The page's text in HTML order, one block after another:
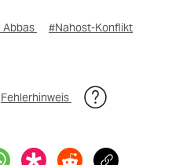
Abbas
#Nahost-Konflikt
Fehlerhinweis